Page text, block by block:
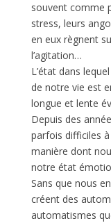
souvent comme
stress, leurs
en eux règnent
l’agitation…
L’état dans
de notre vie est
longue et lente
Depuis des
parfois difficiles
manière dont
notre état
Sans que nous
créent des
automatismes